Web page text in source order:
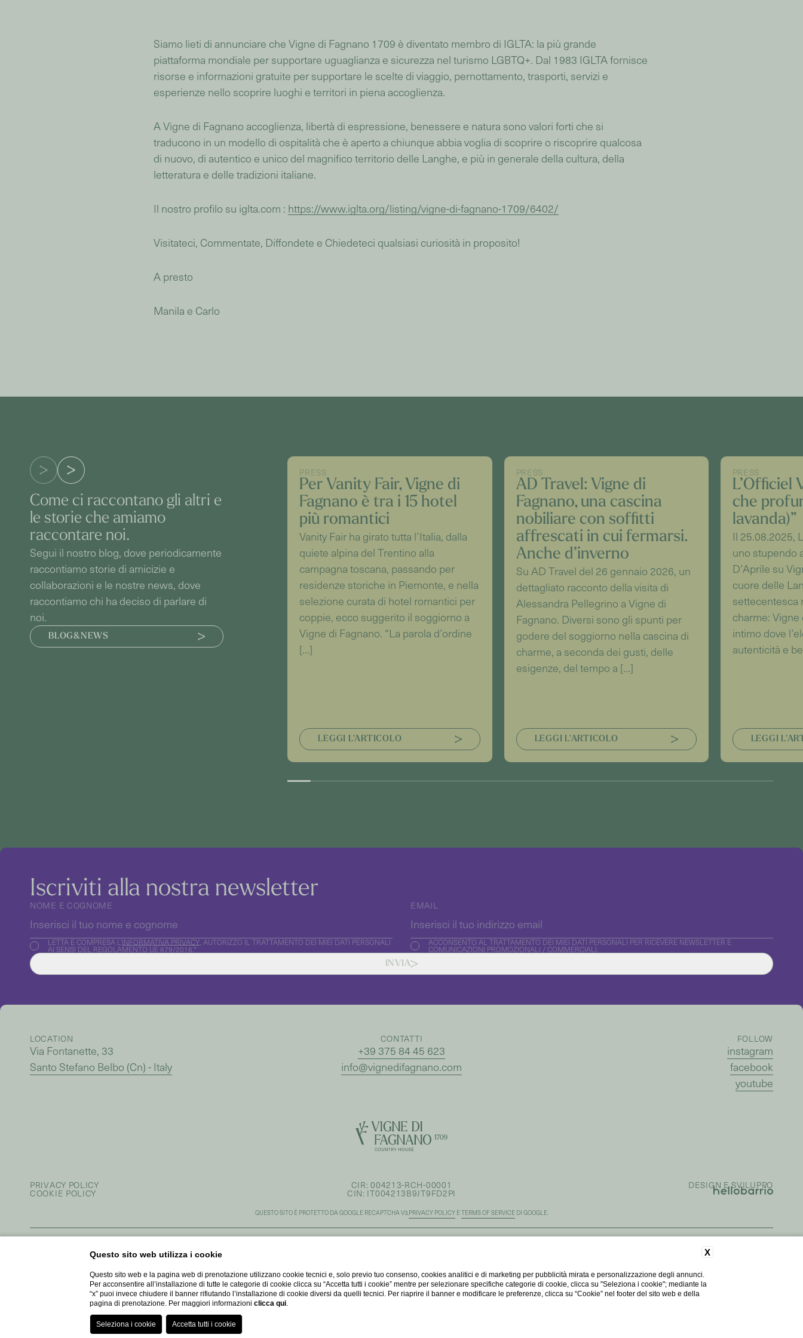
Siamo lieti di annunciare che Vigne di Fagnano 1709 è diventato membro di IGLTA: la più grande
piattaforma mondiale per supportare uguaglianza e sicurezza nel turismo LGBTQ+. Dal 1983 IGLTA fornisce
risorse e informazioni gratuite per supportare le scelte di viaggio, pernottamento, trasporti, servizi e
esperienze nello scoprire luoghi e territori in piena accoglienza.
A Vigne di Fagnano accoglienza, libertà di espressione, benessere e natura sono valori forti che si
traducono in un modello di ospitalità che è aperto a chiunque abbia voglia di scoprire o riscoprire qualcosa
di nuovo, di autentico e unico del magnifico territorio delle Langhe, e più in generale della cultura, della
letteratura e delle tradizioni italiane.
Il nostro profilo su iglta.com : https://www.iglta.org/listing/vigne-di-fagnano-1709/6402/
Visitateci, Commentate, Diffondete e Chiedeteci qualsiasi curiosità in proposito!
A presto
Manila e Carlo
Come ci raccontano gli altri e
le storie che amiamo
raccontare noi.
Segui il nostro blog, dove periodicamente
raccontiamo storie di amicizie e
collaborazioni e le nostre news, dove
raccontiamo chi ha deciso di parlare di
noi.
BLOG&NEWS
PRESS
Per Vanity Fair, Vigne di
Fagnano è tra i 15 hotel
più romantici
Vanity Fair ha girato tutta l’Italia, dalla
quiete alpina del Trentino alla
campagna toscana, passando per
residenze storiche in Piemonte, e nella
selezione curata di hotel romantici per
coppie, ecco suggerito il soggiorno a
Vigne di Fagnano. “La parola d’ordine
[…]
LEGGI L'ARTICOLO
PRESS
AD Travel: Vigne di
Fagnano, una cascina
nobiliare con soffitti
affrescati in cui fermarsi.
Anche d’inverno
Su AD Travel del 26 gennaio 2026, un
dettagliato racconto della visita di
Alessandra Pellegrino a Vigne di
Fagnano. Diversi sono gli spunti per
godere del soggiorno nella cascina di
charme, a seconda dei gusti, delle
esigenze, del tempo a […]
LEGGI L'ARTICOLO
PRESS
L’Officiel
che
lavanda)”
Il 25.08.2025,
uno stupendo
D’Aprile su
cuore delle
settecentesca
charme:
intimo dove
autenticità e
LEGGI
Iscriviti alla nostra newsletter
NOME E COGNOME EMAIL
LETTA E COMPRESA L'INFORMATIVA PRIVACY , AUTORIZZO IL TRATTAMENTO DEI MIEI DATI PERSONALI
AI SENSI DEL REGOLAMENTO UE 679/2016.*
ACCONSENTO AL TRATTAMENTO DEI MIEI DATI PERSONALI PER RICEVERE NEWSLETTER E
COMUNICAZIONI PROMOZIONALI / COMMERCIALI.
INVIA
LOCATION
Via Fontanette, 33
Santo Stefano Belbo (Cn) - Italy
CONTATTI
+39 375 84 45 623
info@vignedifagnano.com
FOLLOW
instagram
facebook
youtube
PRIVACY POLICY
COOKIE POLICY
CIR: 004213-RCH-00001
CIN: IT004213B9JT9FD2PI
QUESTO SITO È PROTETTO DA GOOGLE RECAPTCHA V3,PRIVACY POLICY ETERMS OF SERVICE DI GOOGLE.
DESIGN E SVILUPPO
“VOUCHER DIGITALIZZAZIONE PMI” PROGRAMMA REGIONALE
PIEMONTE F.E.S.R. 2021/2027
X
Questo sito web utilizza i cookie
Questo sito web e la pagina web di prenotazione utilizzano cookie tecnici e, solo previo tuo consenso, cookies analitici e di marketing per pubblicità mirata e personalizzazione degli annunci.
Per acconsentire all’installazione di tutte le categorie di cookie clicca su “Accetta tutti i cookie” mentre per selezionare specifiche categorie di cookie, clicca su "Seleziona i cookie"; mediante la
“x” puoi invece chiudere il banner rifiutando l’installazione di cookie diversi da quelli tecnici. Per riaprire il banner e modificare le preferenze, clicca su “Cookie” nel footer del sito web e della
pagina di prenotazione. Per maggiori informazioniclicca qui.